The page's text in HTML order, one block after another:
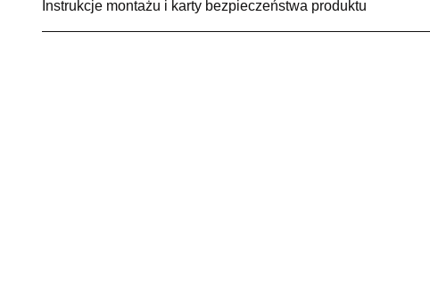
Instrukcje montażu i karty bezpieczeństwa produktu